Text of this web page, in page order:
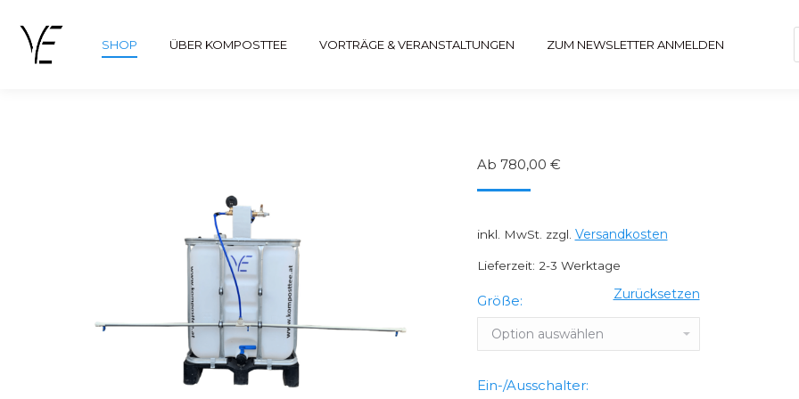
SHOP ÜBER KOMPOSTTEE VORTRÄGE & VERANSTALTUNGEN ZUM NEWSLETTER ANMELDEN
Ab 780,00 €
inkl. MwSt. zzgl. Versandkosten
Lieferzeit: 2-3 Werktage
Größe:
Ein-/Ausschalter:
Zurücksetzen